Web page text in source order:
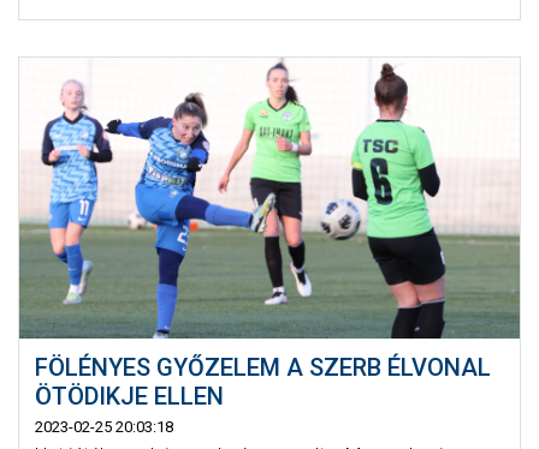
FÖLÉNYES GYŐZELEM A SZERB ÉLVONAL
ÖTÖDIKJE ELLEN
2023-02-25 20:03:18